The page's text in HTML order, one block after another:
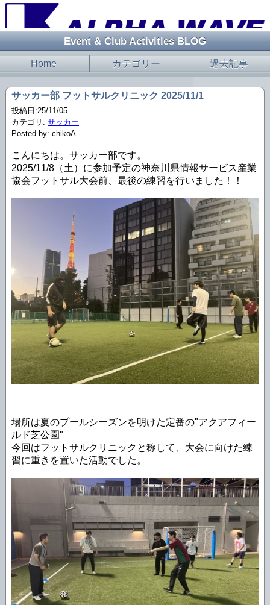
Event & Club Activities BLOG
Home カテゴリー 過去記事
サッカー部 フットサルクリニック 2025/11/1
投稿日:25/11/05
カテゴリ: サッカー
Posted by: chikoA
こんにちは。サッカー部です。
2025/11/8（土）に参加予定の神奈川県情報サービス産業
協会フットサル大会前、最後の練習を行いました！！
場所は夏のプールシーズンを明けた定番の"アクアフィー
ルド芝公園"
今回はフットサルクリニックと称して、大会に向けた練
習に重きを置いた活動でした。